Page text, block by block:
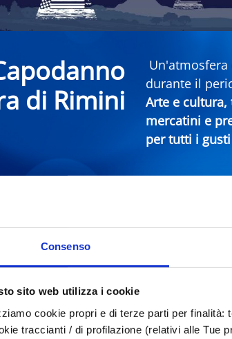
Consenso
sito web utilizza i cookie
cookie propri e di terze parti per
traccianti / di profilazione (relativi alle Tue
di Rimini
durante il
Arte e
mercatini e
per tutti i
e Capodanno Riviera Rimini